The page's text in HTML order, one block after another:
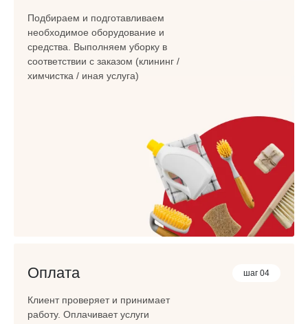
Подбираем и подготавливаем
необходимое оборудование и
средства. Выполняем уборку в
соответствии с заказом (клининг /
химчистка / иная услуга)
шаг 04
Оплата
Клиент проверяет и принимает
работу. Оплачивает услуги